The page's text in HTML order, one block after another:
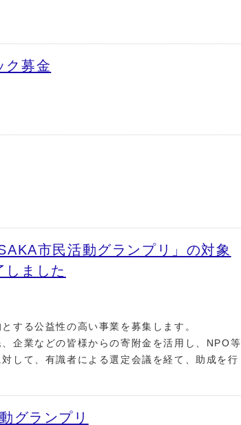
ク募金
市民活動グランプリ」の対象
ました
する公益性の高い事業を募集します。
企業などの皆様からの寄附金を活用し、NPO等
して、有識者による選定会議を経て、助成を行
グランプリ